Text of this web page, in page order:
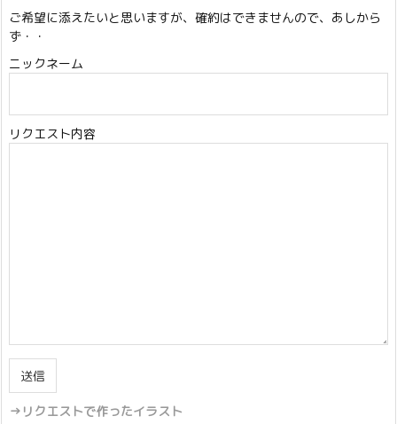
ご希望に添えたいと思いますが、確約はできませんので、あしから
ず・・
ニックネーム
リクエスト内容
→リクエストで作ったイラスト